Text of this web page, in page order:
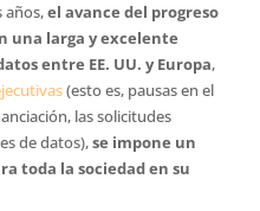
años,el avance del progreso
una larga y excelente
entre EE. UU. y Europa,
(esto es, pausas en el
las solicitudes
de datos),se impone un
toda la sociedad en su